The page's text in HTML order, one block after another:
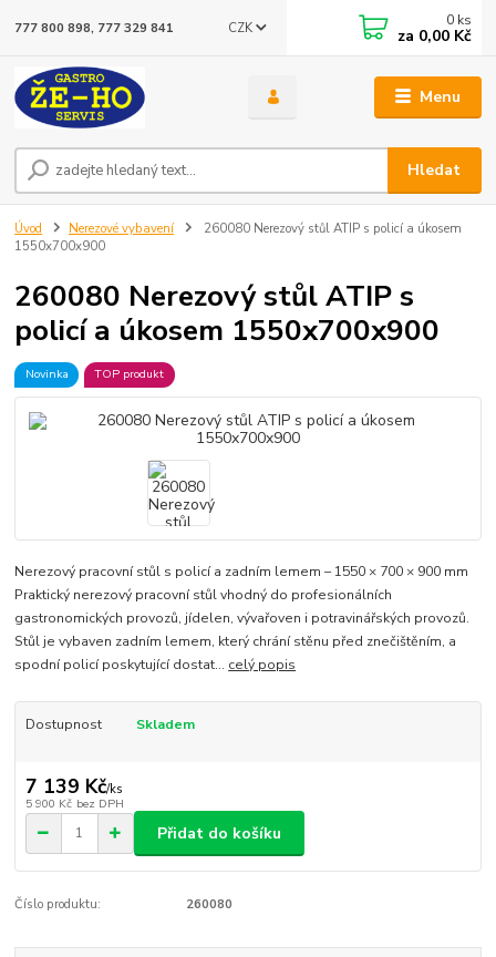
Menu
CZK
Hledat
777 800 898, 777 329 841 0 ks
za 0,00 Kč
Úvod Nerezové vybavení
260080 Nerezový stůl ATIP s policí a úkosem
1550x700x900
260080 Nerezový stůl ATIP s
policí a úkosem 1550x700x900
Novinka TOP produkt
Nerezový pracovní stůl s policí a zadním lemem – 1550 × 700 × 900 mm
Praktický nerezový pracovní stůl vhodný do profesionálních
gastronomických provozů, jídelen, vývařoven i potravinářských provozů.
Stůl je vybaven zadním lemem, který chrání stěnu před znečištěním, a
spodní policí poskytující dostat... celý popis
Dostupnost Skladem
7 139 Kč/ks
5 900 Kč bez DPH
Přidat do košíku
Číslo produktu: 260080